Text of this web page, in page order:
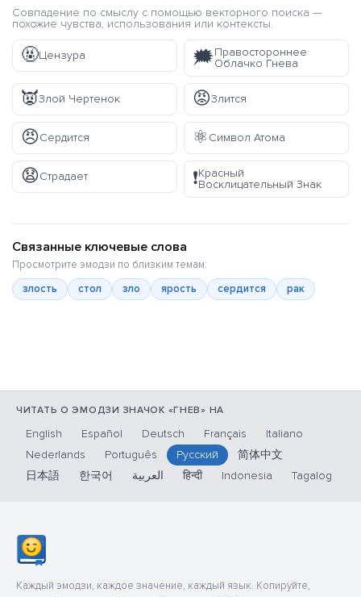
Совпадение по смыслу с помощью векторного поиска —
похожие чувства, использования или контексты.
🤬Цензура 🗯️Правостороннее
Облачко Гнева
👿Злой Чертенок 😡Злится
😠Сердится ⚛️ Символ Атома
😧Страдает ❗Красный
Восклицательный Знак
Связанные ключевые слова
Просмотрите эмодзи по близким темам:
злость
стол зло ярость сердится рак
ЧИТАТЬ О ЭМОДЗИ ЗНАЧОК «ГНЕВ» НА
English Español Deutsch Français
Italiano
Nederlands
Português Русский
简体中文
日本語
한국어 العربية हिन्दी Indonesia Tagalog
Каждый эмодзи, каждое значение, каждый язык. Копируйте,